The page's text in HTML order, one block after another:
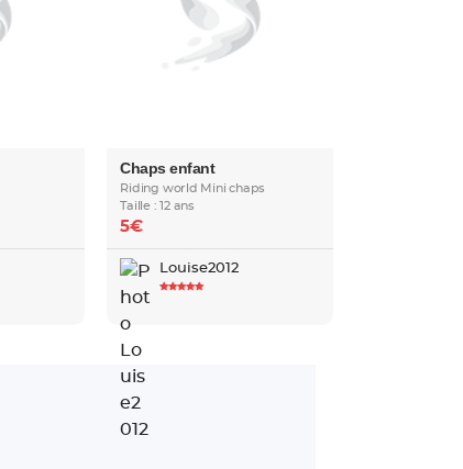
Chaps enfant
Riding world Mini chaps
Taille : 12 ans
5€
Louise2012